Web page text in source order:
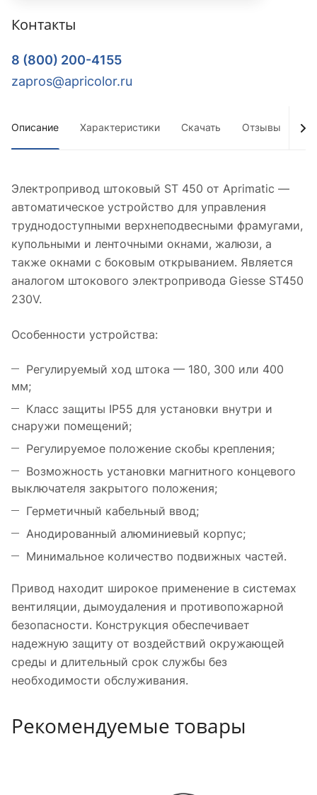
Контакты
8 (800) 200-4155
zapros@apricolor.ru
Описание Характеристики Скачать Отзывы
Электропривод штоковый ST 450 от Aprimatic —
автоматическое устройство для управления
труднодоступными верхнеподвесными фрамугами,
купольными и ленточными окнами, жалюзи, а
также окнами с боковым открыванием. Является
аналогом штокового электропривода Giesse ST450
230V.
Особенности устройства:
Регулируемый ход штока — 180, 300 или 400
мм;
Класс защиты IP55 для установки внутри и
снаружи помещений;
Регулируемое положение скобы крепления;
Возможность установки магнитного концевого
выключателя закрытого положения;
Герметичный кабельный ввод;
Анодированный алюминиевый корпус;
Минимальное количество подвижных частей.
Привод находит широкое применение в системах
вентиляции, дымоудаления и противопожарной
безопасности. Конструкция обеспечивает
надежную защиту от воздействий окружающей
среды и длительный срок службы без
необходимости обслуживания.
Рекомендуемые товары